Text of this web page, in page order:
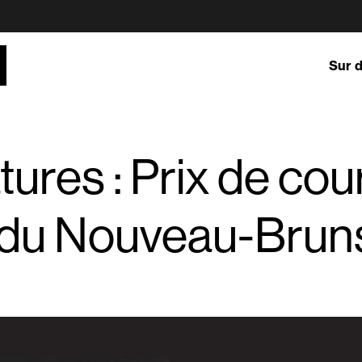
Sur
: Prix de
Nouveau-